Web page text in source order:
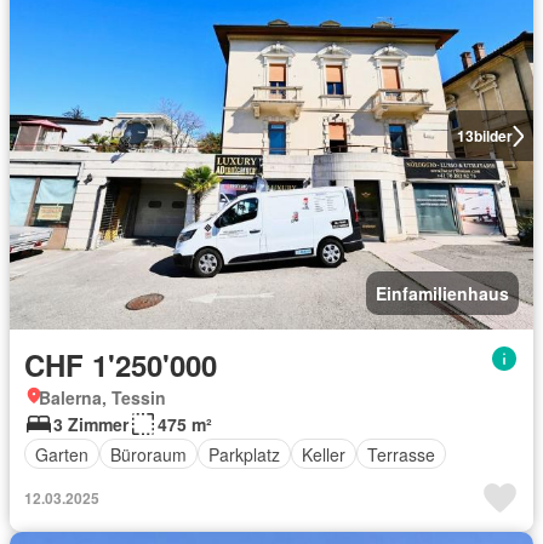
13bilder
Einfamilienhaus
CHF 1'250'000
Balerna, Tessin
3 Zimmer
475 m²
Garten
Büroraum Parkplatz Keller Terrasse
12.03.2025